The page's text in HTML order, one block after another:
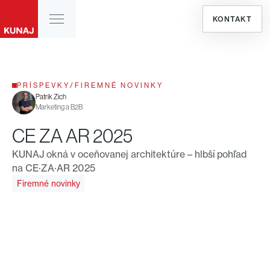
KONTAKT
PRÍSPEVKY / FIREMNÉ NOVINKY
Patrik Zich
Marketing a B2B
CE ZA AR 2025
KUNAJ okná v oceňovanej architektúre – hlbší pohľad
na CE·ZA·AR 2025
Firemné novinky